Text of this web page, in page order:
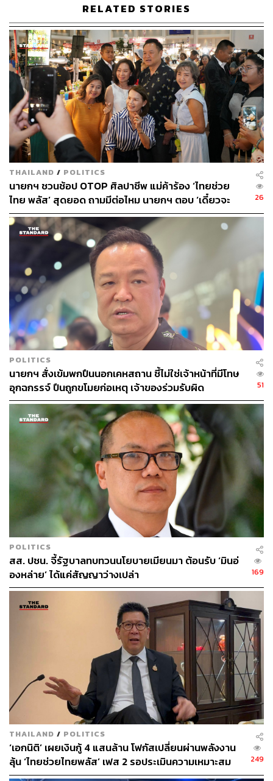
ขณะที่นายกรัฐมนตรีกล่าวเชิญชวนประชาชนคนไทยให้เข้า
ร่วมในโครงการไทยช่วยไทย ว่า นี่เป็นของถูกกว่าราคา
ตลาดทั่วไปอยู่แล้ว หากประชาชนเห็นการออกร้านขายสินค้า
ของกระทรวงพาณิชย์ ให้รับรู้เลยว่านี่เป็นสินค้าที่สามารถหา
ซื้อได้ในราคาที่ต่ำกว่าตลาดและห้างสรรพสินค้า เพราะได้
รับการช่วยเหลือจากผู้ประกอบการต่าง ๆ ซื้อแบบไม่ต้อง
เกรงใจ ตามกำลังความสามารถที่มี ซึ่งเป็นสินค้าราคาที่ต่ำ
ลง แต่คุณภาพ มาตรฐาน รสชาติ และส่วนผสมทุกอย่างไม่
เปลี่ยนแปลง
ศุภจี กล่าวย้ำว่า ที่ราคาถูกกว่าตลาดเป็นความตั้งใจ เป็น
ราคาที่ประหยัดส่งถึงคนไทย ซึ่งเป็นสินค้าที่ร่วมกับกรมการ
ปกครอง ที่ร่วมกันลงทะเบียนก่อนหน้านี้
ก่อนที่นายกรัฐมนตรีจะกล่าวเสริมว่า สินค้าเหล่านี้เริ่มแรก
เราส่งให้ผู้ประกอบการนำไปขาย เพื่อเอารายได้มาซื้อของ
เติมใส่ในรถพุ่มพวง โดยมีรัฐบาลช่วย และยังช่วยเรื่องบัตร
เติมน้ำมันด้วย
เมื่อผู้สื่อข่าวถามว่า หากประชาชนอยากให้โครงการนี้มีต่อ
ไป แม้ว่าสถานการณ์เศรษฐกิจจะดีขึ้น จะสามารถทำได้หรือ
ไม่ ศุภจี กล่าวว่า สามารถทำต่อไปได้ เพราะเรามีความตั้งใจ
จะนำสินค้าอุปโภคบริโภคของผู้ประกอบการรายเล็กมาร่วม
ในโครงการนี้ และตั้งใจจะทำต่อในระยะยาวอยู่แล้ว
ในช่วงท้าย นายกรัฐมนตรียังหยิบคะน้า และซอสปรุงรส
เครื่องปรุงต่าง ๆ ขึ้นมา พร้อมกล่าวว่า “นี่ถ้ามีพริกก็สามารถ
หั่นและผัดได้เลย” ส่วนบะหมี่กึ่งสำเร็จรูปห่อนี้ก็สามารถนำมา
ทำเป็นเมนูผัดแห้งได้ ก่อนที่นายกรัฐมนตรี และศุภจี จะกลับ
มาที่ตึกสันติไมตรี เพื่อดูสินค้าในโครงการไทยช่วยไทยจาก
แบรนด์ต่างๆ
สำหรับโครงการไทยช่วยไทย ลดภาระค่าครองชีพ พาณิชย์
รถพุ่มพวง ลดราคาช่วยประชาชน มีเป้าหมายดำเนินการต่อ
เนื่องเป็นระยะเวลา 3 เดือน เพื่อให้สอดรับกับ
มาตรการกระตุ้
และลดภาระค่าครองชีพของรัฐบาลในช่วง
เดียวกัน อาทิ โครงการคนละครึ่งพลัส โดยในระยะแรกจะ
ดำเนินการระหว่างวันที่ 15 พฤษภาคม – 14 มิถุนายน 2569
รวมระยะเวลา 30 วัน นำสินค้าอุปโภคบริโภคจำเป็น 14
รายการ จากผู้ประกอบการ 12 ราย มาจำหน่ายในราคาพิเศษ
ผ่านช่องทางใกล้ชุมชน ทั้งรถพุ่มพวง ร้านค้าชุมชน และจุด
ให้บริการของไปรษณีย์ไทย เพื่อช่วยให้ประชาชนสามารถซื้อ
สินค้าจำเป็นได้สะดวกขึ้น ลดภาระค่าใช้จ่ายในครัวเรือน
และเพิ่มทางเลือกในการจับจ่ายสินค้าใกล้บ้าน
ทั้งนี้ รัฐบาลคาดว่าโครงการนี้จะช่วยลดภาระค่าครองชีพให้
ประชาชนได้ไม่น้อยกว่า 280 ล้านบาท และตั้งเป้าหมายให้
เกิดประโยชน์ครอบคลุมประชาชนไม่น้อยกว่า 4 ล้านครัว
เรือนทั่วประเทศ ตลอดระยะเวลาการดำเนินโครงการ 3
เดือน
สำหรับจุดจำหน่ายสินค้า ในเบื้องต้นจะมีรถพุ่มพวงทั่ว
ประเทศรวม 3,800 คัน จุดจำหน่ายผ่านไปรษณีย์จังหวัดและ
RELATED STORIES
THAILAND / POLITICS
นายกฯ ชวนช้อป OTOP ศิลปาชีพ แม่ค้าร้อง ‘ไทยช่วย
ไทย พลัส’ สุดยอด ถามมีต่อไหม นายกฯ ตอบ ‘เดี๋ยวจะ
พยายาม’
26
POLITICS
นายกฯ สั่งเข้มพกปืนนอกเคหสถาน ชี้ไม่ใช่เจ้าหน้าที่มีโทษ
อุกฉกรรจ์ ปืนถูกขโมยก่อเหตุ เจ้าของร่วมรับผิด
51
POLITICS
สส. ปชน. จี้รัฐบาลทบทวนนโยบายเมียนมา ต้อนรับ ‘มินอ่
องหล่าย’ ได้แค่สัญญาว่างเปล่า
169
THAILAND / POLITICS
‘เอกนิติ’ เผยเงินกู้ 4 แสนล้าน โฟกัสเปลี่ยนผ่านพลังงาน
ลุ้น ‘ไทยช่วยไทยพลัส’ เฟส 2 รอประเมินความเหมาะสม
249